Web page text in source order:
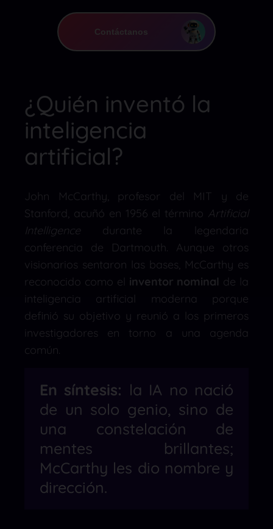
Contáctanos
¿Quién inventó la
inteligencia
artificial?
John McCarthy, profesor del MIT y de
Stanford, acuñó en 1956 el término Artificial
Intelligence durante la legendaria
conferencia de Dartmouth. Aunque otros
visionarios sentaron las bases, McCarthy es
reconocido como el inventor nominal de la
inteligencia artificial moderna porque
definió su objetivo y reunió a los primeros
investigadores en torno a una agenda
común.
En síntesis: la IA no nació
de un solo genio, sino de
una constelación de
mentes brillantes;
McCarthy les dio nombre y
dirección.